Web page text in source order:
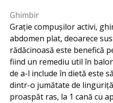
Ghimbir
Grație compușilor activi,
abdomen plat, deoarece
rădăcinoasă este benefică
fiind un remediu util în
de a-l include în dietă este
dintr-o jumătate de
proaspăt ras, la 1 cană cu